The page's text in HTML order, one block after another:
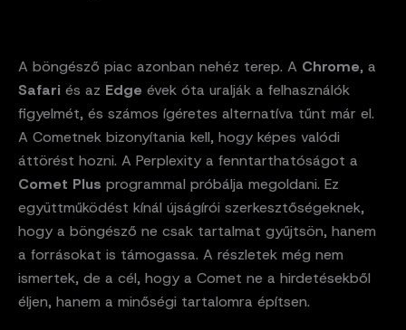
A böngésző piac azonban nehéz terep. A Chrome, a
Safari és az Edge évek óta uralják a felhasználók
figyelmét, és számos ígéretes alternatíva tűnt már el.
A Cometnek bizonyítania kell, hogy képes valódi
áttörést hozni. A Perplexity a fenntarthatóságot a
Comet Plus programmal próbálja megoldani. Ez
együttműködést kínál újságírói szerkesztőségeknek,
hogy a böngésző ne csak tartalmat gyűjtsön, hanem
a forrásokat is támogassa. A részletek még nem
ismertek, de a cél, hogy a Comet ne a hirdetésekből
éljen, hanem a minőségi tartalomra építsen.